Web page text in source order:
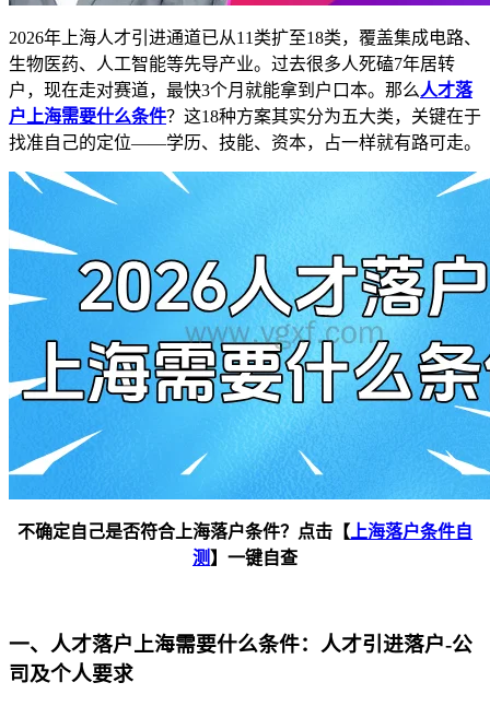
2026年上海人才引进通道已从11类扩至18类，覆盖集成电路、
生物医药、人工智能等先导产业。过去很多人死磕7年居转
户，现在走对赛道，最快3个月就能拿到户口本。那么人才落
户上海需要什么条件？这18种方案其实分为五大类，关键在于
找准自己的定位——学历、技能、资本，占一样就有路可走。
不确定自己是否符合上海落户条件？点击【 上海落户条件自
测】一键自查
一、人才落户上海需要什么条件：人才引进落户-公
司及个人要求